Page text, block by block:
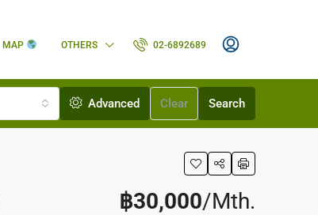
MAP OTHERS 02-6892689
Advanced Clear Search
฿30,000/Mth.